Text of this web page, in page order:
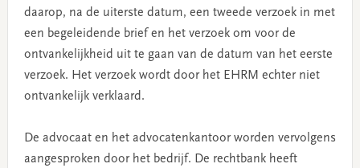
daarop, na de uiterste datum, een tweede verzoek in met
een begeleidende brief en het verzoek om voor de
ontvankelijkheid uit te gaan van de datum van het eerste
verzoek. Het verzoek wordt door het EHRM echter niet
ontvankelijk verklaard.
De advocaat en het advocatenkantoor worden vervolgens
aangesproken door het bedrijf. De rechtbank heeft